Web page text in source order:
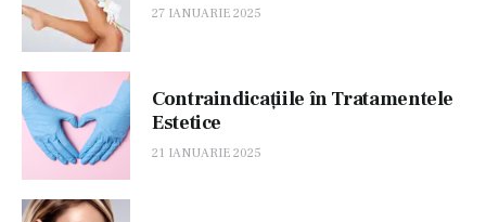
27 IANUARIE 2025
Contraindicațiile în Tratamentele
Estetice
21 IANUARIE 2025